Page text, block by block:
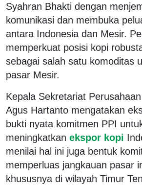
Syahran Bhakti dengan
komunikasi dan membuka
antara Indonesia dan Mesir.
memperkuat posisi kopi
sebagai salah satu komoditas
pasar Mesir.
Kepala Sekretariat
Agus Hartanto mengatakan
bukti nyata komitmen PPI
meningkatkan ekspor kopi
menilai hal ini juga bentuk
memperluas jangkauan pasar
khususnya di wilayah Timur